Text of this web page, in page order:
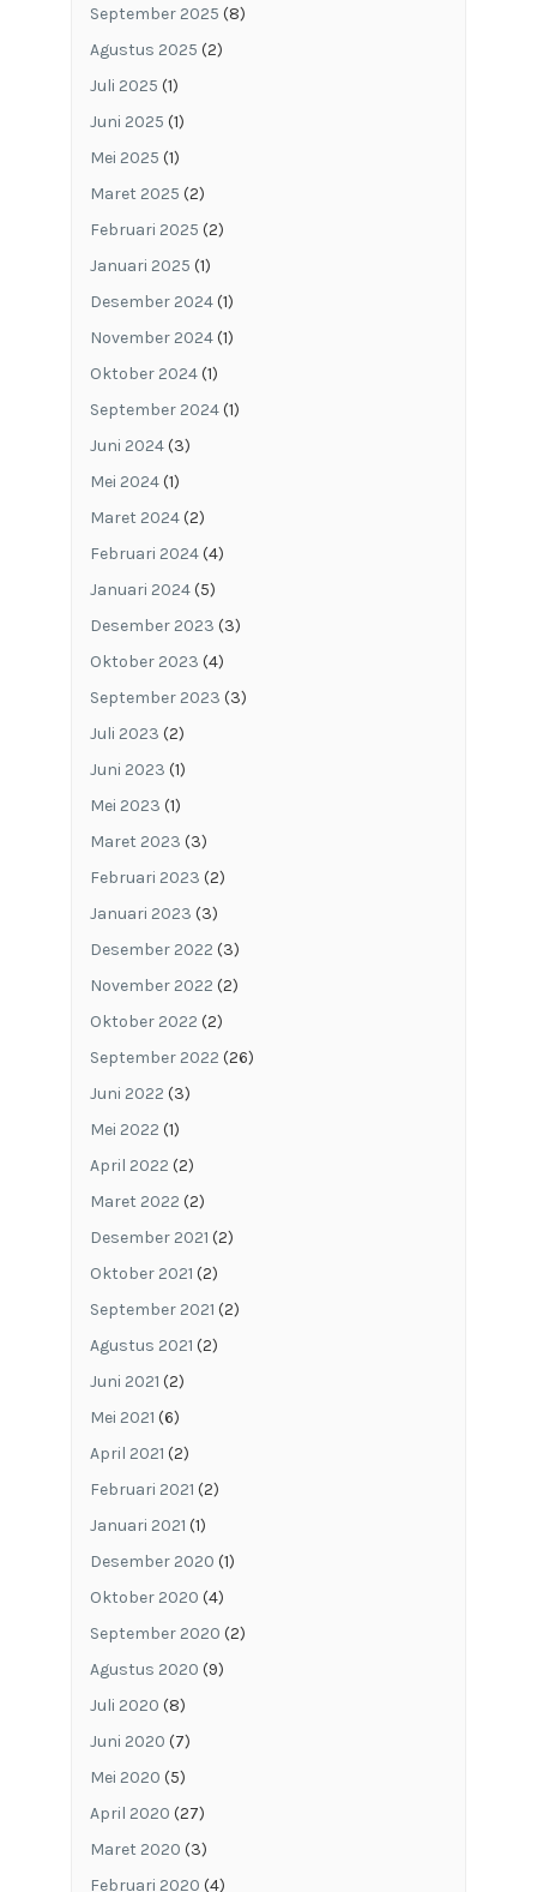
September 2025 (8)
Agustus 2025 (2)
Juli 2025 (1)
Juni 2025 (1)
Mei 2025 (1)
Maret 2025 (2)
Februari 2025 (2)
Januari 2025 (1)
Desember 2024(1)
November 2024(1)
Oktober 2024(1)
September 2024(1)
Juni 2024(3)
Mei 2024(1)
Maret 2024(2)
Februari 2024(4)
Januari 2024(5)
Desember 2023 (3)
Oktober 2023 (4)
September 2023 (3)
Juli 2023 (2)
Juni 2023 (1)
Mei 2023 (1)
Maret 2023 (3)
Februari 2023 (2)
Januari 2023 (3)
Desember 2022 (3)
November 2022 (2)
Oktober 2022 (2)
September 2022 (26)
Juni 2022 (3)
Mei 2022 (1)
April 2022 (2)
Maret 2022 (2)
Desember 2021 (2)
Oktober 2021 (2)
September 2021 (2)
Agustus 2021 (2)
Juni 2021 (2)
Mei 2021 (6)
April 2021 (2)
Februari 2021 (2)
Januari 2021 (1)
Desember 2020 (1)
Oktober 2020 (4)
September 2020 (2)
Agustus 2020 (9)
Juli 2020 (8)
Juni 2020 (7)
Mei 2020 (5)
April 2020 (27)
Maret 2020 (3)
Februari 2020 (4)